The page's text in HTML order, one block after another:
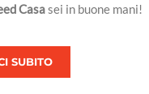
Casasei in buone mani!
SUBITO